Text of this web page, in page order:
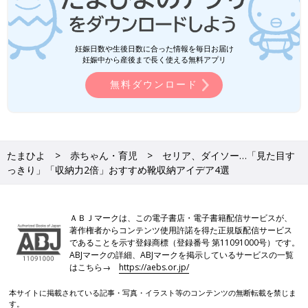
妊娠日数や生後日数に合った情報を毎日お届け
妊娠中から産後まで長く使える無料アプリ
無料ダウンロード
たまひよ 赤ちゃん・育児
セリア、ダイソー…「見た目す
っきり」「収納力2倍」おすすめ靴収納アイデア4選
ＡＢＪマークは、この電子書店・電子書籍配信サービスが、
著作権者からコンテンツ使用許諾を得た正規版配信サービス
であることを示す登録商標（登録番号 第11091000号）です。
ABJマークの詳細、ABJマークを掲示しているサービスの一覧
はこちら→https://aebs.or.jp/
本サイトに掲載されている記事・写真・イラスト等のコンテンツの無断転載を禁じま
す。